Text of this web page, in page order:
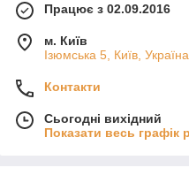
Працює з 02.09.2016
м. Київ
Ізюмська 5, Київ, Україна
Контакти
Сьогодні вихідний
Показати весь графік